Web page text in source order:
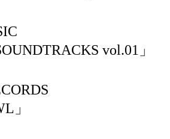
vol.01」
」